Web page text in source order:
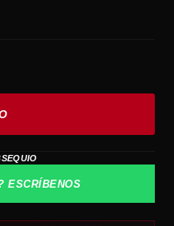
ESCRÍBENOS